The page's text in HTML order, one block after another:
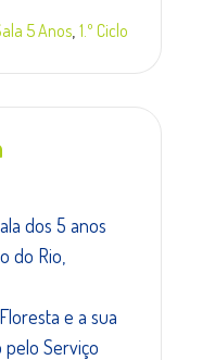
5 Anos 1.º Ciclo
dos 5 anos
do Rio,
e a sua
pelo Serviço